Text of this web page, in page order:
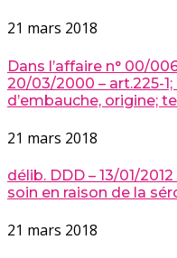
21 mars 2018
Dans l’affaire n° 00/
20/03/2000 – art.225-1;
d’embauche, origine;
21 mars 2018
délib. DDD – 13/01/
soin en raison de la
21 mars 2018